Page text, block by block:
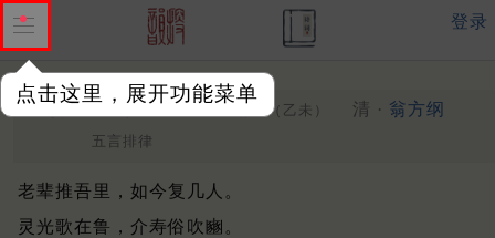
点击这里，展开功能菜单
登录
介庵先生八十寿诗四十韵 （乙未） 清 · 翁方纲
五言排律
老辈推吾里，如今复几人。
灵光歌在鲁，介寿俗吹豳。